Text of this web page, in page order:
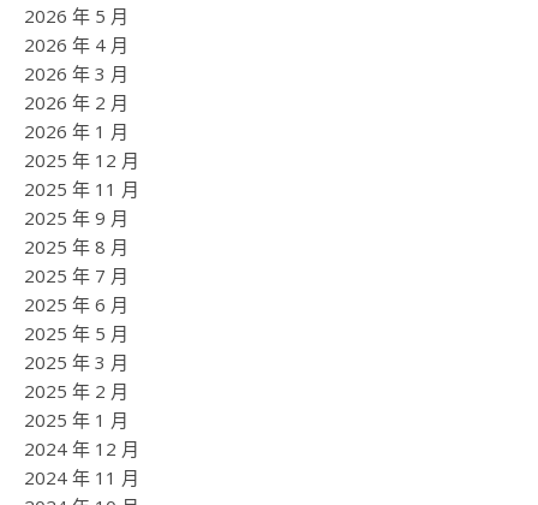
2026 年 5 月
2026 年 4 月
2026 年 3 月
2026 年 2 月
2026 年 1 月
2025 年 12 月
2025 年 11 月
2025 年 9 月
2025 年 8 月
2025 年 7 月
2025 年 6 月
2025 年 5 月
2025 年 3 月
2025 年 2 月
2025 年 1 月
2024 年 12 月
2024 年 11 月